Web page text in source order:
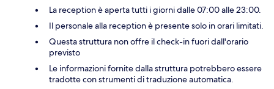
La reception è aperta tutti i giorni dalle 07:00 alle 23:00.
Il personale alla reception è presente solo in orari limitati.
Questa struttura non offre il check-in fuori dall'orario
previsto
Le informazioni fornite dalla struttura potrebbero essere
tradotte con strumenti di traduzione automatica.